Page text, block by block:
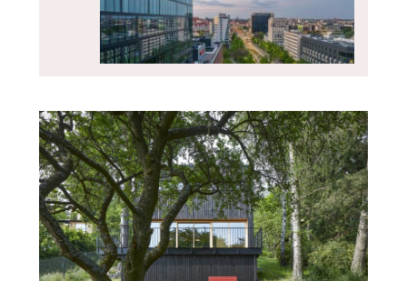
PRODUKTY
Okenní a dveřní systém MB-104
PASSIVE - Aluprof